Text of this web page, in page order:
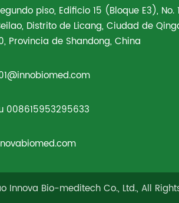
piso, Edificio 15 (Bloque E3), No.
Distrito de Licang, Ciudad de
Provincia de Shandong, China
008615953295633
Innova Bio-meditech Co., Ltd., All